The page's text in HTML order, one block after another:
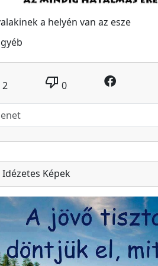
a helyén van az esze
2 thumb_down 0
Idézetes Képek